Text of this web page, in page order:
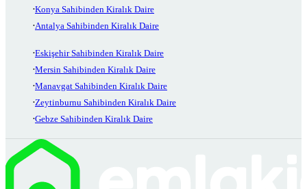
Konya Sahibinden Kiralık Daire
Antalya Sahibinden Kiralık Daire
Eskişehir Sahibinden Kiralık Daire
Mersin Sahibinden Kiralık Daire
Manavgat Sahibinden Kiralık Daire
Zeytinburnu Sahibinden Kiralık Daire
Gebze Sahibinden Kiralık Daire